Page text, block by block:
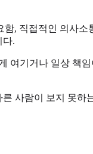
, 직접적인 의사
다.
여기거나 일상 책
사람이 보지 못하